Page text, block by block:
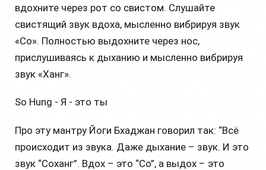
вдохните через рот со свистом. Слушайте
свистящий звук вдоха, мысленно вибрируя звук
«Со». Полностью выдохните через нос,
прислушиваясь к дыханию и мысленно вибрируя
звук «Ханг».
So Hung - Я - это ты
Про эту мантру Йоги Бхаджан говорил так: “Всё
происходит из звука. Даже дыхание – звук. И это
звук “Соханг”. Вдох – это “Со”, а выдох – это